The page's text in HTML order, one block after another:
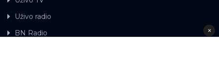
Uživo radio
BN Radio
×